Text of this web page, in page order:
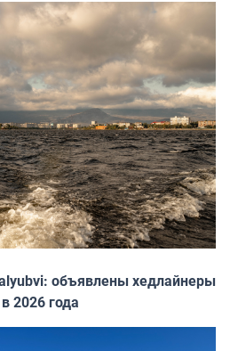
объявлены хедлайнеры
2026 года